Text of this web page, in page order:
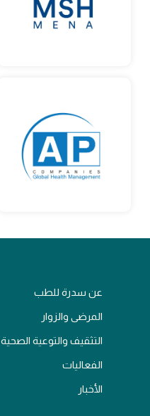
عن سدرة للطب
المرضى والزوار
التثقيف والتوعية الصحية
الفعاليات
الأخبار